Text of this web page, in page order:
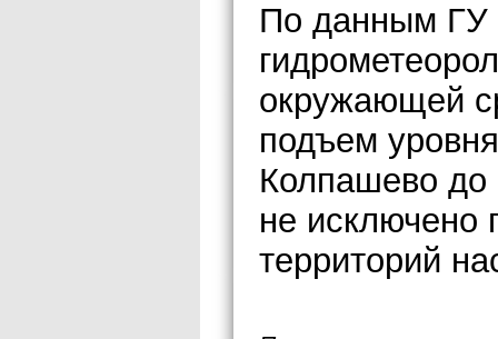
По данным ГУ
окружающей
подъем
Колпашево до
не исключено
территорий